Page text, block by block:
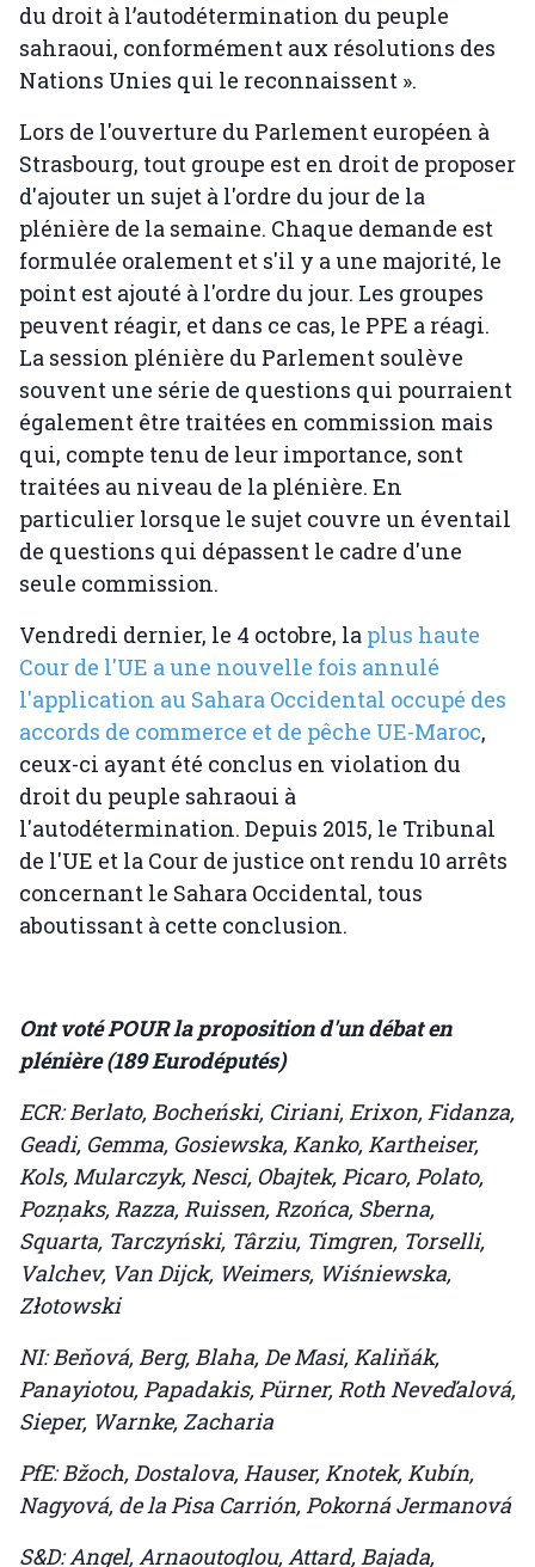
du droit à l’autodétermination du peuple
sahraoui, conformément aux résolutions des
Nations Unies qui le reconnaissent ».
Lors de l'ouverture du Parlement européen à
Strasbourg, tout groupe est en droit de proposer
d'ajouter un sujet à l'ordre du jour de la
plénière de la semaine. Chaque demande est
formulée oralement et s'il y a une majorité, le
point est ajouté à l'ordre du jour. Les groupes
peuvent réagir, et dans ce cas, le PPE a réagi.
La session plénière du Parlement soulève
souvent une série de questions qui pourraient
également être traitées en commission mais
qui, compte tenu de leur importance, sont
traitées au niveau de la plénière. En
particulier lorsque le sujet couvre un éventail
de questions qui dépassent le cadre d'une
seule commission.
Vendredi dernier, le 4 octobre, la plus haute
Cour de l'UE a une nouvelle fois annulé
l'application au Sahara Occidental occupé des
accords de commerce et de pêche UE-Maroc,
ceux-ci ayant été conclus en violation du
droit du peuple sahraoui à
l'autodétermination. Depuis 2015, le Tribunal
de l'UE et la Cour de justice ont rendu 10 arrêts
concernant le Sahara Occidental, tous
aboutissant à cette conclusion.
Ont voté POUR la proposition d'un débat en
plénière (189 Eurodéputés)
ECR: Berlato, Bocheński, Ciriani, Erixon, Fidanza,
Geadi, Gemma, Gosiewska, Kanko, Kartheiser,
Kols, Mularczyk, Nesci, Obajtek, Picaro, Polato,
Pozņaks, Razza, Ruissen, Rzońca, Sberna,
Squarta, Tarczyński, Târziu, Timgren, Torselli,
Valchev, Van Dijck, Weimers, Wiśniewska,
Złotowski
NI: Beňová, Berg, Blaha, De Masi, Kaliňák,
Panayiotou, Papadakis, Pürner, Roth Neveďalová,
Sieper, Warnke, Zacharia
PfE: Bžoch, Dostalova, Hauser, Knotek, Kubín,
Nagyová, de la Pisa Carrión, Pokorná Jermanová
S&D: Angel, Arnaoutoglou, Attard, Bajada,